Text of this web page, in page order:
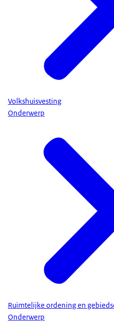
Volkshuisvesting
Onderwerp
Ruimtelijke ordening en
Onderwerp